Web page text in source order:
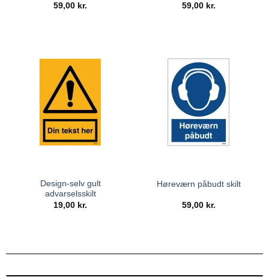
59,00 kr.
59,00 kr.
Design-selv gult
advarselsskilt
19,00 kr.
Høreværn påbudt skilt
59,00 kr.